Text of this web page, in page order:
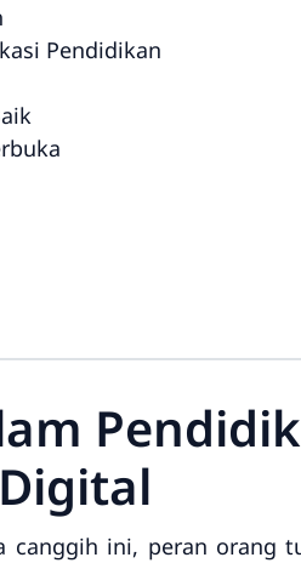
Pendidikan
Digital
canggih ini, peran orang